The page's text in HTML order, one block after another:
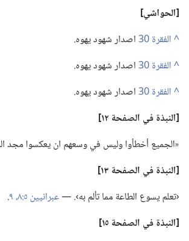
‏[الحواشي]‏
^
اصدار شهود يهوه.‏
^
اصدار شهود يهوه.‏
^
اصدار شهود يهوه.‏
‏[النبذة في الصفحة ١٢]‏
‏«الجميع أخطأوا وليس في وسعهم ان يعكسوا مجد
‏[النبذة في الصفحة ١٣]‏
‏‹تعلم يسوع الطاعة مما تألم به›.‏ —‏عبرانيين ٥:‏٨،‏ ٩
‏.‏
‏[النبذة في الصفحة ١٥]‏